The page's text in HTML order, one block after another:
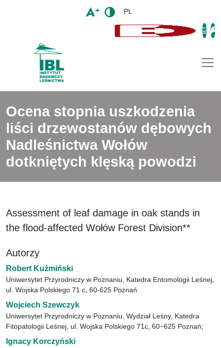
PL
Ocena stopnia uszkodzenia
liści drzewostanów dębowych
Nadleśnictwa Wołów
dotkniętych klęską powodzi
Assessment of leaf damage in oak stands in
the flood-affected Wołów Forest Division**
Autorzy
Robert Kuźmiński
Uniwersytet Przyrodniczy w Poznaniu, Katedra Entomologii Leśnej,
ul. Wojska Polskiego 71 c, 60-625 Poznań
Wojciech Szewczyk
Uniwersytet Przyrodniczy w Poznaniu, Wydział Leśny, Katedra
Fitopatologii Leśnej, ul. Wojska Polskiego 71c, 60−625 Poznań;
Ignacy Korczyński